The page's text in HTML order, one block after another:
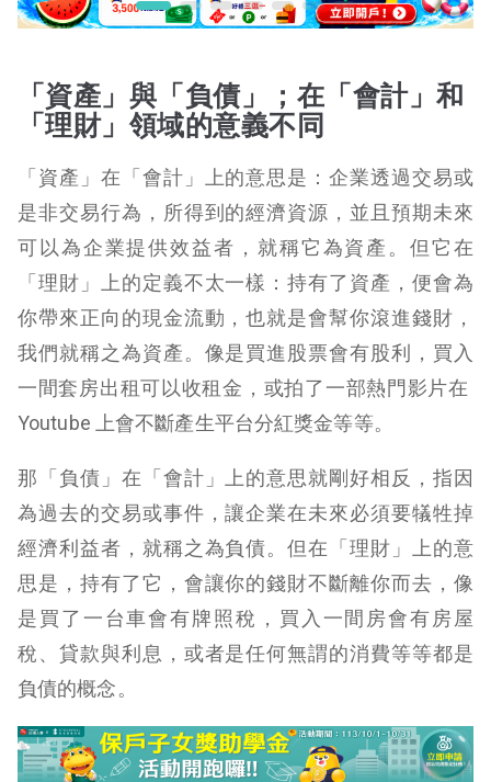
「資產」與「負債」；在「會計」和
「理財」領域的意義不同
「資產」在「會計」上的意思是：企業透過交易或
是非交易行為，所得到的經濟資源，並且預期未來
可以為企業提供效益者，就稱它為資產。但它在
「理財」上的定義不太一樣：持有了資產，便會為
你帶來正向的現金流動，也就是會幫你滾進錢財，
我們就稱之為資產。像是買進股票會有股利，買入
一間套房出租可以收租金，或拍了一部熱門影片在
Youtube 上會不斷產生平台分紅獎金等等。
那「負債」在「會計」上的意思就剛好相反，指因
為過去的交易或事件，讓企業在未來必須要犠牲掉
經濟利益者，就稱之為負債。但在「理財」上的意
思是，持有了它，會讓你的錢財不斷離你而去，像
是買了一台車會有牌照稅，買入一間房會有房屋
稅、貸款與利息，或者是任何無謂的消費等等都是
負債的概念。